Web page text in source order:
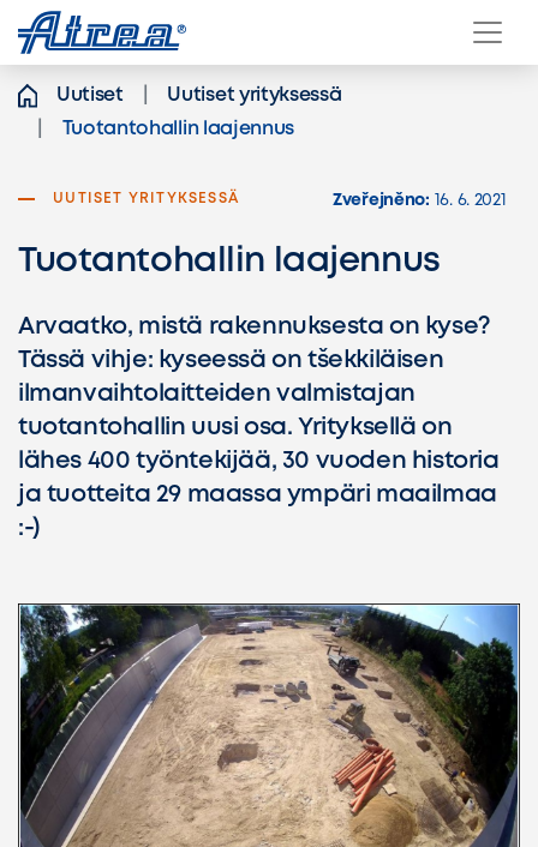
Přeskočit na obsah
Uutiset
Uutiset yrityksessä
Tuotantohallin laajennus
UUTISET YRITYKSESSÄ Zveřejněno: 16. 6. 2021
Tuotantohallin laajennus
Arvaatko, mistä rakennuksesta on kyse?
Tässä vihje: kyseessä on tšekkiläisen
ilmanvaihtolaitteiden valmistajan
tuotantohallin uusi osa. Yrityksellä on
lähes 400 työntekijää, 30 vuoden historia
ja tuotteita 29 maassa ympäri maailmaa
:-)